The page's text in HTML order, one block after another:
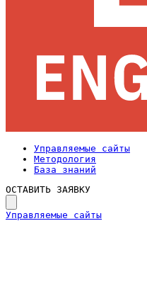
Управляемые сайты
Методология
База знаний
ОСТАВИТЬ ЗАЯВКУ
Управляемые сайты